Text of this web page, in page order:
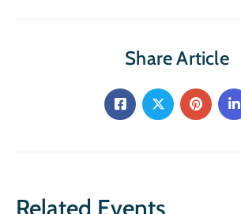
Share Article
Related Events